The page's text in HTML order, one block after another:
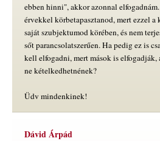
ebben hinni", akkor azonnal
érvekkel körbetapasztanod, mert ezzel a
saját szubjektumod körében, és nem
sőt parancsolatszerűen. Ha pedig ez is
kell elfogadni, mert mások is
ne kételkedhetnének?
Üdv mindenkinek!
Dávid Árpád